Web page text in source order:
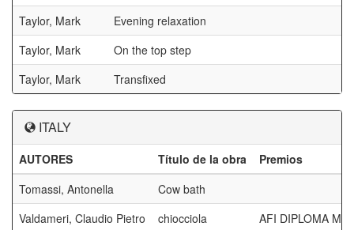
Taylor, Mark
Evening relaxation
Taylor, Mark
On the top step
Taylor, Mark
Transfixed
ITALY
AUTORES Título de la obra
Premios
Tomassi, Antonella
Cow bath
Valdameri, Claudio Pietro
chiocciola AFI DIPLOMA